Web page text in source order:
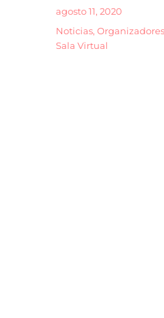
Publicado
agosto 11, 2020
Categorías
Noticias,Organizadores
Sala Virtual